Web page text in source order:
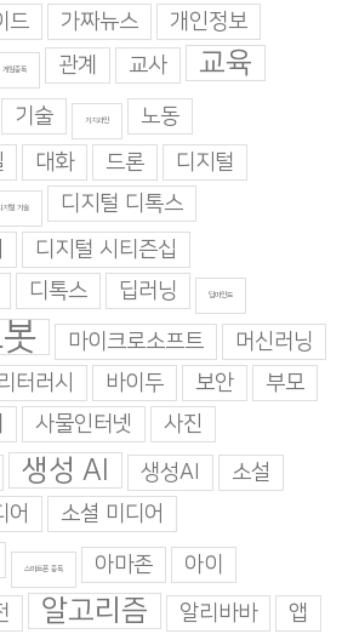
드 가짜뉴스
개인정보
게임중독 관계 교사 교육
기술 기지과인
노동
대화 드론
디지털
지털 기술
디지털 디톡스
디지털 시티즌십
디톡스 딥러닝 딥마인드
마이크로소프트
머신러닝
터러시 바이두 보안 부모
사물인터넷
사진
생성 AI 생성AI 소설
어 소셜 미디어
스마트폰 중독 아마존
아이
알고리즘 알리바바
앱